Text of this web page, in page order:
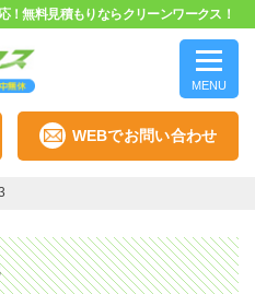
！無料見積もりならクリーンワークス！
MENU
WEBでお問い合わせ